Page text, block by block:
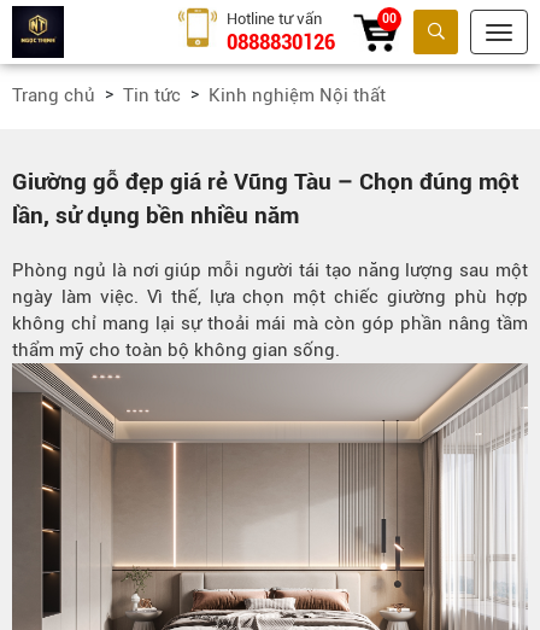
Tìm kiếm
Hotline tư vấn
0888830126
00
Trang chủ Tin tức Kinh nghiệm Nội thất
Giường gỗ đẹp giá rẻ Vũng Tàu – Chọn đúng một
lần, sử dụng bền nhiều năm
Phòng ngủ là nơi giúp mỗi người tái tạo năng lượng sau một
ngày làm việc. Vì thế, lựa chọn một chiếc giường phù hợp
không chỉ mang lại sự thoải mái mà còn góp phần nâng tầm
thẩm mỹ cho toàn bộ không gian sống.